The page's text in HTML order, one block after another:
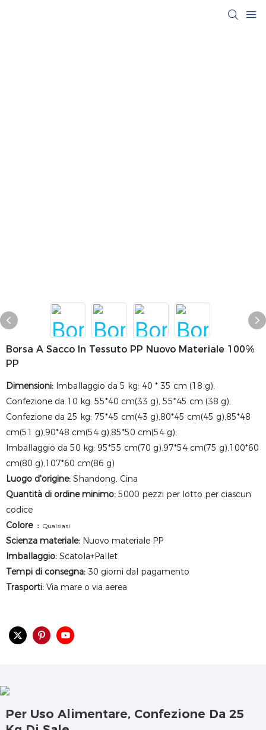
Borsa A Sacco In Tessuto PP Nuovo Materiale 100%
PP
Dimensioni: Imballaggio da 5 kg: 40 * 35 cm (18 g),
Confezione da 10 kg: 55*40 cm(33 g), 55*45 cm (38 g);
Confezione da 25 kg: 75*45 cm(43 g),80*45 cm(45 g),85*48
cm(51 g),90*48 cm(54 g),85*50 cm(54 g);
Imballaggio da 50 kg: 95*55 cm(70 g),97*54 cm(75 g),100*60
cm(80 g),107*60 cm(86 g)
Luogo d'origine: Shandong, Cina
Quantità di ordine minimo: 5000 pezzi per lotto per ciascun
codice
Colore ： Qualsiasi
Scienza materiale: Nuovo materiale PP
Imballaggio: Scatola+Pallet
Tempi di consegna: 30 giorni dal pagamento
Trasporti: Via mare o via aerea
Per Uso Alimentare, Confezione Da 25